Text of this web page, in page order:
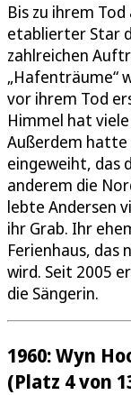
Bis zu ihrem
etablierter Star
zahlreichen
„Hafenträume“
vor ihrem Tod
Himmel hat
Außerdem hatte
eingeweiht, das
anderem die
lebte Andersen
ihr Grab. Ihr
Ferienhaus,
wird. Seit 2005
die Sängerin.
1960: Wyn
(Platz 4 von